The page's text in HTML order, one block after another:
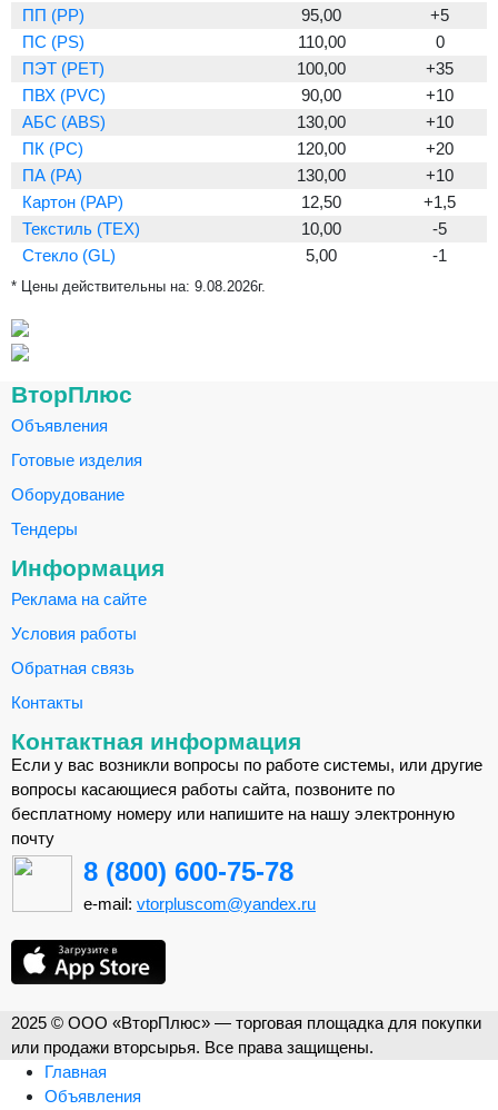
ПП (PP)
95,00
+5
ПС (PS)
110,00
0
ПЭТ (PET)
100,00
+35
ПВХ (PVC)
90,00
+10
АБС (ABS)
130,00
+10
ПК (PC)
120,00
+20
ПА (PA)
130,00
+10
Картон (PAP)
12,50
+1,5
Текстиль (TEX)
10,00
-5
Стекло (GL)
5,00 -1
* Цены действительны на: 9.08.2026г.
ВторПлюс
Объявления
Готовые изделия
Оборудование
Тендеры
Информация
Реклама на сайте
Условия работы
Обратная связь
Контакты
Контактная информация
Если у вас возникли вопросы по работе системы, или другие
вопросы касающиеся работы сайта, позвоните по
бесплатному номеру или напишите на нашу электронную
почту
8 (800) 600-75-78
e-mail: vtorpluscom@yandex.ru
2025 © ООО «ВторПлюс» — торговая площадка для покупки
или продажи вторсырья. Все права защищены.
Главная
Объявления